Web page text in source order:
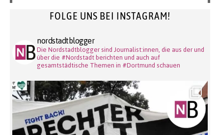
FOLGE UNS BEI INSTAGRAM!
nordstadtblogger
Die Nordstadtblogger sind Journalist:innen, die aus der und
über die #Nordstadt berichten und auch auf
gesamtstädtische Themen in #Dortmund schauen